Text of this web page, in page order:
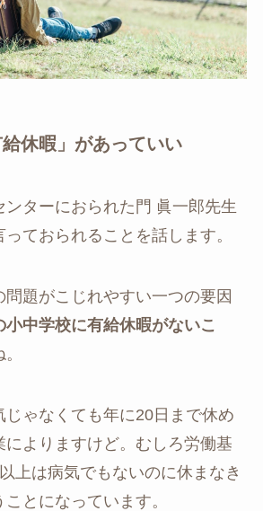
休暇」があっていい
ターにおられた門 眞一郎先生
ておられることを話します。
題がこじれやすい一つの要因
小中学校に有給休暇がないこ
じゃなくても年に20日まで休め
によりますけど。むしろ労働基
上は病気でもないのに休まなき
とになっています。